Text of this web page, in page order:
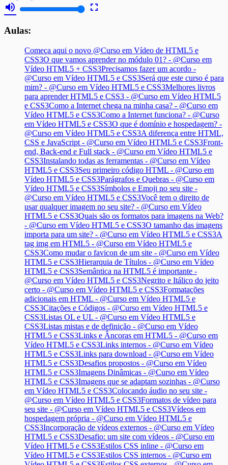
volume_up
fullscreen
Aulas:
Começa aqui o novo @Curso em Vídeo de HTML5 e
CSS3O que vamos aprender no módulo 01? - @Curso em
Vídeo HTML5 + CSS3Precisamos fazer um acordo -
@Curso em Vídeo HTML5 e CSS3Será que este curso é para
mim? - @Curso em Vídeo HTML5 e CSS3Melhores livros
para aprender HTML5 e CSS3 - @Curso em Vídeo HTML5
e CSS3Como a Internet chega na minha casa? - @Curso em
Vídeo HTML5 e CSS3Como a Internet funciona? - @Curso
em Vídeo HTML5 e CSS3O que é domínio e hospedagem? -
@Curso em Vídeo HTML5 e CSS3A diferença entre HTML,
CSS e JavaScript - @Curso em Vídeo HTML5 e CSS3Front-
end, Back-end e Full stack - @Curso em Vídeo HTML5 e
CSS3Instalando todas as ferramentas - @Curso em Vídeo
HTML5 e CSS3Seu primeiro código HTML - @Curso em
Vídeo HTML5 e CSS3Parágrafos e Quebras - @Curso em
Vídeo HTML5 e CSS3Símbolos e Emoji no seu site -
@Curso em Vídeo HTML5 e CSS3Você tem o direito de
usar qualquer imagem no seu site? - @Curso em Vídeo
HTML5 e CSS3Quais são os formatos para imagens na Web?
- @Curso em Vídeo HTML5 e CSS3O tamanho das imagens
importa para um site? - @Curso em Vídeo HTML5 e CSS3A
tag img em HTML5 - @Curso em Vídeo HTML5 e
CSS3Como mudar o favicon de um site - @Curso em Vídeo
HTML5 e CSS3Hierarquia de Títulos - @Curso em Vídeo
HTML5 e CSS3Semântica na HTML5 é importante -
@Curso em Vídeo HTML5 e CSS3Negrito e Itálico do jeito
certo - @Curso em Vídeo HTML5 e CSS3Formatações
adicionais em HTML - @Curso em Vídeo HTML5 e
CSS3Citações e Códigos - @Curso em Vídeo HTML5 e
CSS3Listas OL e UL - @Curso em Vídeo HTML5 e
CSS3Listas mistas e de definição - @Curso em Vídeo
HTML5 e CSS3Links e Âncoras em HTML5 - @Curso em
Vídeo HTML5 e CSS3Links internos - @Curso em Vídeo
HTML5 e CSS3Links para download - @Curso em Vídeo
HTML5 e CSS3Desafios propostos - @Curso em Vídeo
HTML5 e CSS3Imagens Dinâmicas - @Curso em Vídeo
HTML5 e CSS3Imagens que se adaptam sozinhas - @Curso
em Vídeo HTML5 e CSS3Colocando áudio no seu site -
@Curso em Vídeo HTML5 e CSS3Formatos de vídeo para
seu site - @Curso em Vídeo HTML5 e CSS3Vídeos em
hospedagem própria - @Curso em Vídeo HTML5 e
CSS3Incorporação de vídeos externos - @Curso em Vídeo
HTML5 e CSS3Desafio: um site com vídeos - @Curso em
Vídeo HTML5 e CSS3Estilos CSS inline - @Curso em
Vídeo HTML5 e CSS3Estilos CSS internos - @Curso em